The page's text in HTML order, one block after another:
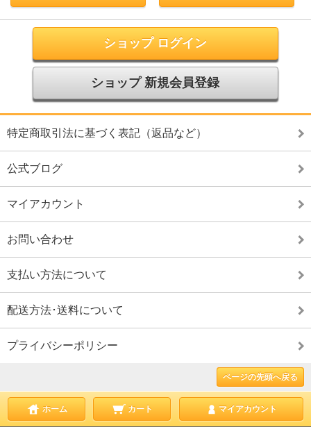
ショップ ログイン
ショップ 新規会員登録
特定商取引法に基づく表記（返品など）
公式ブログ
マイアカウント
お問い合わせ
支払い方法について
配送方法･送料について
プライバシーポリシー
ページの先頭へ戻る
ホーム カート マイアカウント